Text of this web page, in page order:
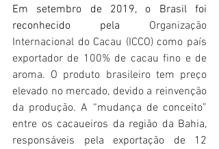
Em setembro de 2019, o Brasil foi
reconhecido pela Organização
Internacional do Cacau (ICCO) como país
exportador de 100% de cacau fino e de
aroma. O produto brasileiro tem preço
elevado no mercado, devido a reinvenção
da produção. A “mudança de conceito”
entre os cacaueiros da região da Bahia,
responsáveis pela exportação de 12